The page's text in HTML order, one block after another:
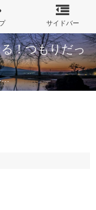
！つもりだっ
…